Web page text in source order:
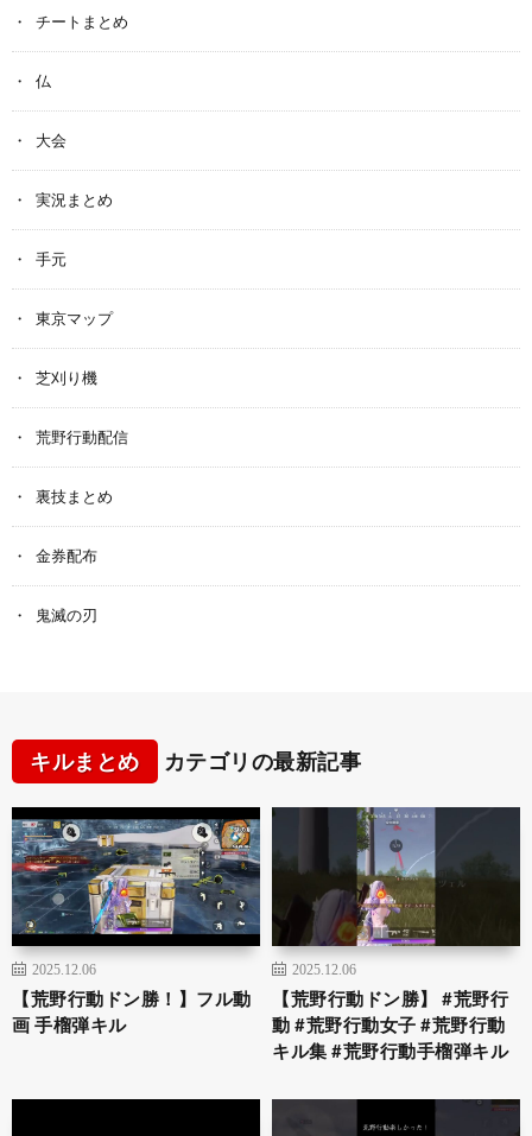
チートまとめ
仏
大会
実況まとめ
手元
東京マップ
芝刈り機
荒野行動配信
裏技まとめ
金券配布
鬼滅の刃
キルまとめ カテゴリの最新記事
2025.12.06
【荒野行動ドン勝！】フル動
画 手榴弾キル
2025.12.06
【荒野行動ドン勝】 #荒野行
動 #荒野行動女子 #荒野行動
キル集 #荒野行動手榴弾キル